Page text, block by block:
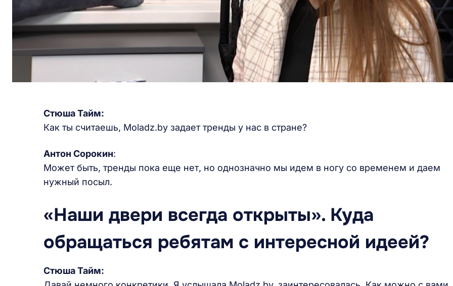
Стюша Тайм:
Как ты считаешь, Moladz.by задает тренды у нас в стране?
Антон Сорокин:
Может быть, тренды пока еще нет, но однозначно мы идем в ногу со временем и даем
нужный посыл.
«Наши двери всегда открыты». Куда
обращаться ребятам с интересной идеей?
Стюша Тайм: